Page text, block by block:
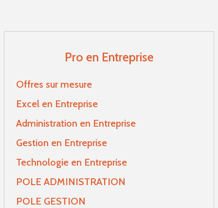
Pro en Entreprise
Offres sur mesure
Excel en Entreprise
Administration en Entreprise
Gestion en Entreprise
Technologie en Entreprise
POLE ADMINISTRATION
POLE GESTION